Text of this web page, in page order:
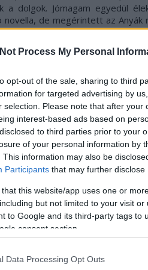
Process My Personal
opt-out of the sale, sharing to third
for targeted advertising by
selection. Please note that after
interest-based ads based on
to third parties prior to your
of your personal information by
This information may also be
Participants that may further disclose
that this website/app uses one or
but not limited to your visit
to Google and its third-party tags to
consent section.
Data Processing Opt Outs
a dolgok. Jómagam egyedül
de megérintett az Anyák
ilyen rövid ez a
hordoz ez a 200 oldal.
meg is tart, csak egy-
is nagyon jók, úgyhogy nincs
tudom, elsősorban a
szert általa.
és nagyon kedveli az
miért: a maguk rövidségében
írások. Mindennapjainkra
nem mindig jó érzés
a20év! a
Már akkor feltűnt az
amíg rászántam magam a
Végül győzött a
lettem szellemi és lelki
a maguk rövidségében időnként
Szívbe markolóak és